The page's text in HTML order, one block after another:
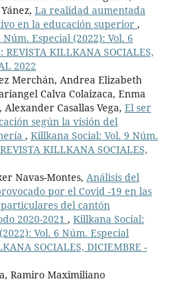
La realidad aumentada
en la educación superior ,
Especial (2022): Vol. 6
KILLKANA SOCIALES,
2022
Merchán, Andrea Elizabeth
Calva Colaizaca, Enma
Alexander Casallas Vega, El ser
según la visión del
, Killkana Social: Vol. 9 Núm.
KILLKANA SOCIALES,
Navas-Montes, Análisis del
por el Covid -19 en las
del cantón
2020-2021 , Killkana Social:
Vol. 6 Núm. Especial
SOCIALES, DICIEMBRE -
Ramiro Maximiliano